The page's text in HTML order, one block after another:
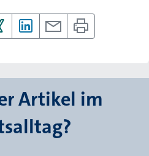
Artikel im